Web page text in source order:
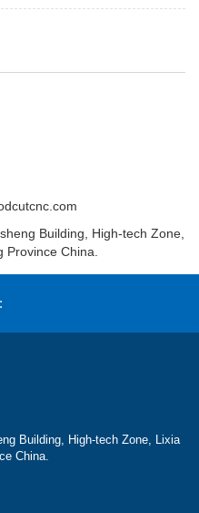
Building, High-tech Zone,
Province China.
Building, High-tech Zone, Lixia
China.